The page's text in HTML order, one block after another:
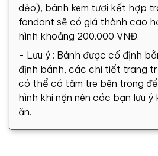
dẻo), bánh kem tươi kết hợp
fondant sẽ có giá thành cao
hình khoảng 200.000 VNĐ.
- Lưu ý : Bánh được cố định
định bánh, các chi tiết trang
có thể có tăm tre bên trong
hình khi nặn nên các bạn lưu
ăn.